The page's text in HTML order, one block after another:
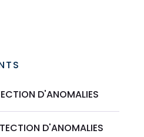
D'ANOMALIES
D'ANOMALIES